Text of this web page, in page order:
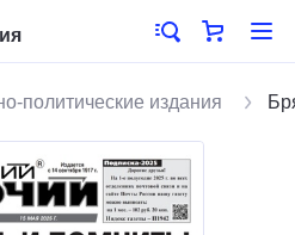
политические издания